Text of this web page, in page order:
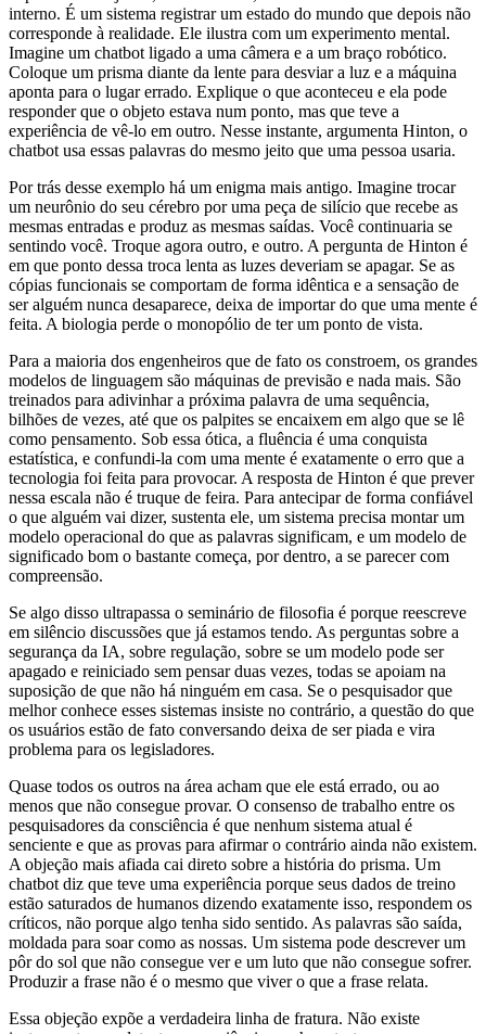
interno. É um sistema registrar um estado do mundo que depois não
corresponde à realidade. Ele ilustra com um experimento mental.
Imagine um chatbot ligado a uma câmera e a um braço robótico.
Coloque um prisma diante da lente para desviar a luz e a máquina
aponta para o lugar errado. Explique o que aconteceu e ela pode
responder que o objeto estava num ponto, mas que teve a
experiência de vê-lo em outro. Nesse instante, argumenta Hinton, o
chatbot usa essas palavras do mesmo jeito que uma pessoa usaria.
Por trás desse exemplo há um enigma mais antigo. Imagine trocar
um neurônio do seu cérebro por uma peça de silício que recebe as
mesmas entradas e produz as mesmas saídas. Você continuaria se
sentindo você. Troque agora outro, e outro. A pergunta de Hinton é
em que ponto dessa troca lenta as luzes deveriam se apagar. Se as
cópias funcionais se comportam de forma idêntica e a sensação de
ser alguém nunca desaparece, deixa de importar do que uma mente é
feita. A biologia perde o monopólio de ter um ponto de vista.
Para a maioria dos engenheiros que de fato os constroem, os grandes
modelos de linguagem são máquinas de previsão e nada mais. São
treinados para adivinhar a próxima palavra de uma sequência,
bilhões de vezes, até que os palpites se encaixem em algo que se lê
como pensamento. Sob essa ótica, a fluência é uma conquista
estatística, e confundi-la com uma mente é exatamente o erro que a
tecnologia foi feita para provocar. A resposta de Hinton é que prever
nessa escala não é truque de feira. Para antecipar de forma confiável
o que alguém vai dizer, sustenta ele, um sistema precisa montar um
modelo operacional do que as palavras significam, e um modelo de
significado bom o bastante começa, por dentro, a se parecer com
compreensão.
Se algo disso ultrapassa o seminário de filosofia é porque reescreve
em silêncio discussões que já estamos tendo. As perguntas sobre a
segurança da IA, sobre regulação, sobre se um modelo pode ser
apagado e reiniciado sem pensar duas vezes, todas se apoiam na
suposição de que não há ninguém em casa. Se o pesquisador que
melhor conhece esses sistemas insiste no contrário, a questão do que
os usuários estão de fato conversando deixa de ser piada e vira
problema para os legisladores.
Quase todos os outros na área acham que ele está errado, ou ao
menos que não consegue provar. O consenso de trabalho entre os
pesquisadores da consciência é que nenhum sistema atual é
senciente e que as provas para afirmar o contrário ainda não existem.
A objeção mais afiada cai direto sobre a história do prisma. Um
chatbot diz que teve uma experiência porque seus dados de treino
estão saturados de humanos dizendo exatamente isso, respondem os
críticos, não porque algo tenha sido sentido. As palavras são saída,
moldada para soar como as nossas. Um sistema pode descrever um
pôr do sol que não consegue ver e um luto que não consegue sofrer.
Produzir a frase não é o mesmo que viver o que a frase relata.
Essa objeção expõe a verdadeira linha de fratura. Não existe